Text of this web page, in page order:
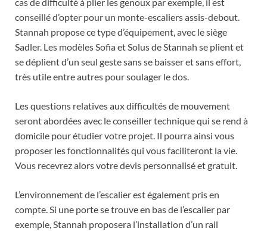
conseillé d’opter pour un monte-escaliers assis-debout.
Stannah propose ce type d’équipement, avec le siège
Sadler. Les modèles Sofia et Solus de Stannah se plient et
se déplient d’un seul geste sans se baisser et sans effort,
très utile entre autres pour soulager le dos.
Les questions relatives aux difficultés de mouvement
seront abordées avec le conseiller technique qui se rend à
domicile pour étudier votre projet. Il pourra ainsi vous
proposer les fonctionnalités qui vous faciliteront la vie.
Vous recevrez alors votre devis personnalisé et gratuit.
L’environnement de l’escalier est également pris en
compte. Si une porte se trouve en bas de l’escalier par
exemple, Stannah proposera l’installation d’un rail